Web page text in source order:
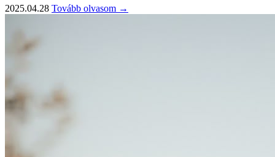
2025.04.28 Tovább olvasom →